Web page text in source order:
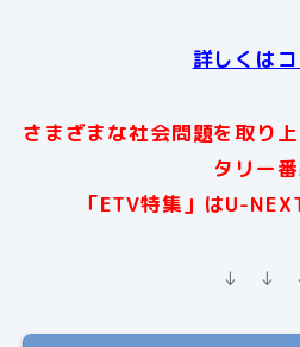
詳しくは
さまざまな社会問題を取り
タリー
「ETV特集」はU-
↓ ↓